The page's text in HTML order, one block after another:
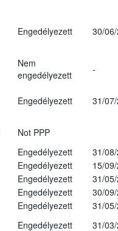
Engedélyezett 30/
Nem
engedélyezett
-
Engedélyezett 31/
Not PPP
Engedélyezett
31/
Engedélyezett
15/
Engedélyezett
31/
Engedélyezett
30/
Engedélyezett
31/
Engedélyezett
31/